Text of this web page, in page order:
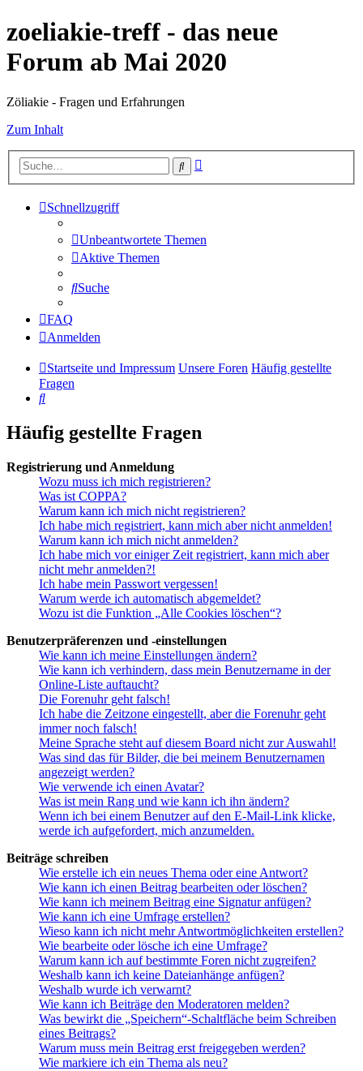
zoeliakie-treff - das neue
Forum ab Mai 2020
Zöliakie - Fragen und Erfahrungen
Zum Inhalt
Suche
Schnellzugriff
Unbeantwortete Themen
Aktive Themen
Suche
FAQ
Anmelden
Startseite und Impressum Unsere Foren Häufig gestellte
Fragen
Suche
Häufig gestellte Fragen
Registrierung und Anmeldung
Wozu muss ich mich registrieren?
Was ist COPPA?
Warum kann ich mich nicht registrieren?
Ich habe mich registriert, kann mich aber nicht anmelden!
Warum kann ich mich nicht anmelden?
Ich habe mich vor einiger Zeit registriert, kann mich aber
nicht mehr anmelden?!
Ich habe mein Passwort vergessen!
Warum werde ich automatisch abgemeldet?
Wozu ist die Funktion „Alle Cookies löschen“?
Benutzerpräferenzen und -einstellungen
Wie kann ich meine Einstellungen ändern?
Wie kann ich verhindern, dass mein Benutzername in der
Online-Liste auftaucht?
Die Forenuhr geht falsch!
Ich habe die Zeitzone eingestellt, aber die Forenuhr geht
immer noch falsch!
Meine Sprache steht auf diesem Board nicht zur Auswahl!
Was sind das für Bilder, die bei meinem Benutzernamen
angezeigt werden?
Wie verwende ich einen Avatar?
Was ist mein Rang und wie kann ich ihn ändern?
Wenn ich bei einem Benutzer auf den E-Mail-Link klicke,
werde ich aufgefordert, mich anzumelden.
Beiträge schreiben
Wie erstelle ich ein neues Thema oder eine Antwort?
Wie kann ich einen Beitrag bearbeiten oder löschen?
Wie kann ich meinem Beitrag eine Signatur anfügen?
Wie kann ich eine Umfrage erstellen?
Wieso kann ich nicht mehr Antwortmöglichkeiten erstellen?
Wie bearbeite oder lösche ich eine Umfrage?
Warum kann ich auf bestimmte Foren nicht zugreifen?
Weshalb kann ich keine Dateianhänge anfügen?
Weshalb wurde ich verwarnt?
Wie kann ich Beiträge den Moderatoren melden?
Was bewirkt die „Speichern“-Schaltfläche beim Schreiben
eines Beitrags?
Warum muss mein Beitrag erst freigegeben werden?
Wie markiere ich ein Thema als neu?